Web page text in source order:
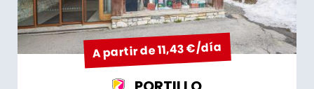
A partir de 11,43 €/día